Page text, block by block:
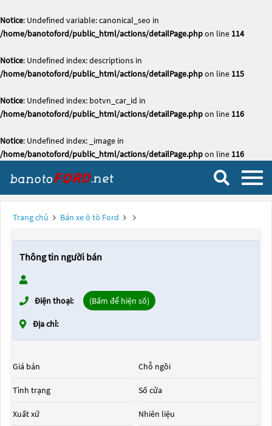
Notice: Undefined variable: canonical_seo in
/home/banotoford/public_html/actions/detailPage.phpon line 114
Notice: Undefined index: descriptions in
/home/banotoford/public_html/actions/detailPage.phpon line 115
Notice: Undefined index: botvn_car_id in
/home/banotoford/public_html/actions/detailPage.phpon line 116
Notice: Undefined index: _image in
/home/banotoford/public_html/actions/detailPage.phpon line 116
Trang chủ Bán xe ô tô Ford
Thông tin người bán
Điện thoại: (Bấm để hiện số)
Địa chỉ:
Giá bán
Tình trạng
Xuất xứ
Chỗ ngồi
Số cửa
Nhiên liệu